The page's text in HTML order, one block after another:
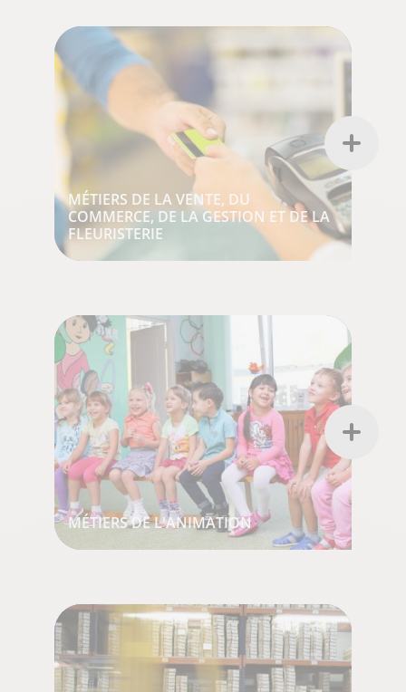
MÉTIERS DE LA VENTE, DU
COMMERCE, DE LA GESTION ET DE LA
FLEURISTERIE
MÉTIERS DE L'ANIMATION